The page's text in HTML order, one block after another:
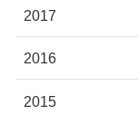
2017
2016
2015